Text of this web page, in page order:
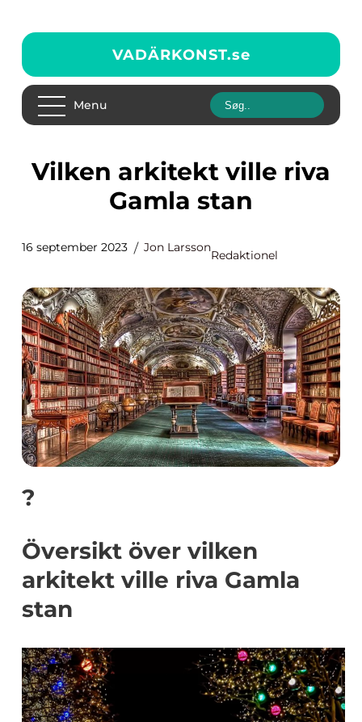
VADÄRKONST.se
Menu
Vilken arkitekt ville riva
Gamla stan
16 september 2023 Jon Larsson
Redaktionel
?
Översikt över vilken
arkitekt ville riva Gamla
stan